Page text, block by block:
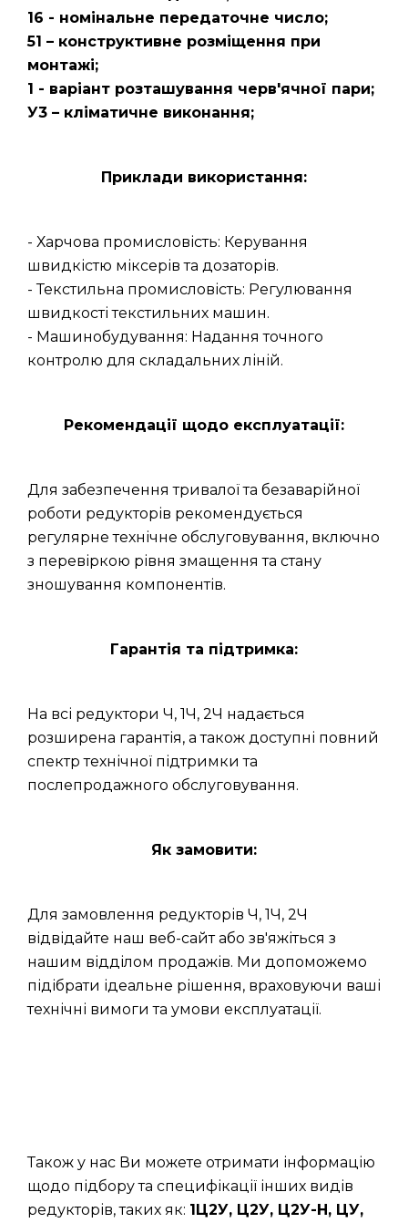
16 - номінальне передаточне число;
51 – конструктивне розміщення при
монтажі;
1 - варіант розташування черв'ячної пари;
У3 – кліматичне виконання;
Приклади використання:
- Харчова промисловість: Керування
швидкістю міксерів та дозаторів.
- Текстильна промисловість: Регулювання
швидкості текстильних машин.
- Машинобудування: Надання точного
контролю для складальних ліній.
Рекомендації щодо експлуатації:
Для забезпечення тривалої та безаварійної
роботи редукторів рекомендується
регулярне технічне обслуговування, включно
з перевіркою рівня змащення та стану
зношування компонентів.
Гарантія та підтримка:
На всі редуктори Ч, 1Ч, 2Ч надається
розширена гарантія, а також доступні повний
спектр технічної підтримки та
послепродажного обслуговування.
Як замовити:
Для замовлення редукторів Ч, 1Ч, 2Ч
відвідайте наш веб-сайт або зв'яжіться з
нашим відділом продажів. Ми допоможемо
підібрати ідеальне рішення, враховуючи ваші
технічні вимоги та умови експлуатації.
Також у нас Ви можете отримати інформацію
щодо підбору та специфікації інших видів
редукторів, таких як: 1Ц2У, Ц2У, Ц2У-Н, ЦУ,